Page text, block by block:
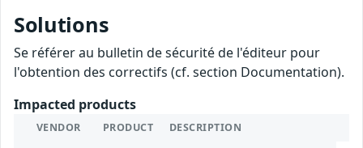
Solutions
Se référer au bulletin de sécurité de l'éditeur pour
l'obtention des correctifs (cf. section Documentation).
Impacted products
VENDOR PRODUCT DESCRIPTION